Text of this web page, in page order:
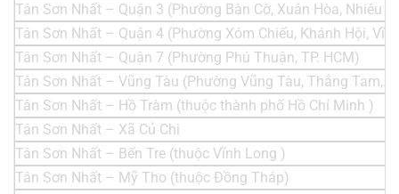
Tân Sơn Nhất – Quận 3 (Phường Bàn Cờ, Xuân Hòa, Nhiêu
Tân Sơn Nhất – Quận 4 (Phường Xóm Chiếu, Khánh Hội,
Tân Sơn Nhất – Quận 7 (Phường Phú Thuận, TP. HCM)
Tân Sơn Nhất – Vũng Tàu (Phường Vũng Tàu, Thắng Tam,..)
Tân Sơn Nhất – Hồ Tràm (thuộc thành phố Hồ Chí Minh )
Tân Sơn Nhất – Xã Củ Chi
Tân Sơn Nhất – Bến Tre (thuộc Vĩnh Long )
Tân Sơn Nhất – Mỹ Tho (thuộc Đồng Tháp)